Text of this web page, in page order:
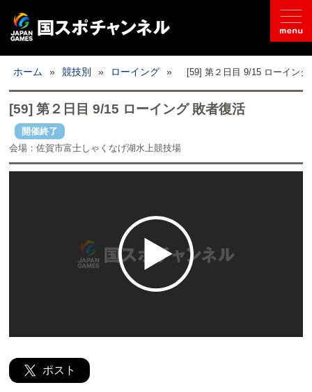
ライブ配信
日程
取材記事
公式SNS
よくあるご質問
ホーム » 競技別 » ローイング » [59] 第２日目 9/15 ローイング
[59] 第２日目 9/15 ローイング 敗者復活
開催終了
会場：佐賀市富士しゃくなげ湖水上競技場
ポスト